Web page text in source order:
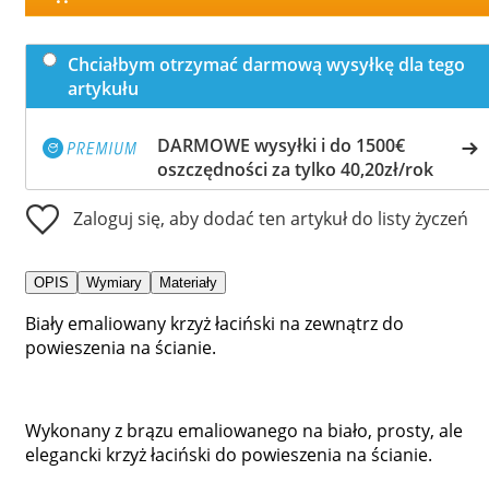
Chciałbym otrzymać darmową wysyłkę dla tego
artykułu
DARMOWE wysyłki i do 1500€
oszczędności za tylko 40,20zł/rok
Zaloguj się, aby dodać ten artykuł do listy życzeń
OPIS Wymiary Materiały
Biały emaliowany krzyż łaciński na zewnątrz do
powieszenia na ścianie.
Wykonany z brązu emaliowanego na biało, prosty, ale
elegancki krzyż łaciński do powieszenia na ścianie.